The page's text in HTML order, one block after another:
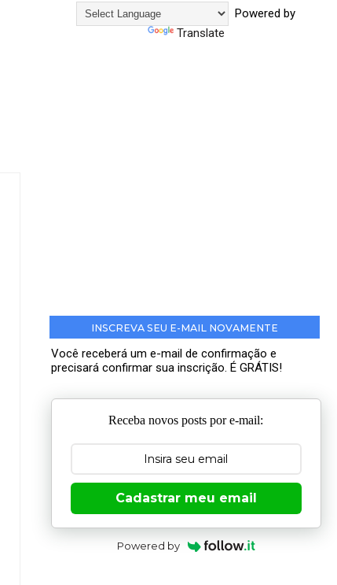
Powered by
Translate
INSCREVA SEU E-MAIL NOVAMENTE
Você receberá um e-mail de confirmação e
precisará confirmar sua inscrição. É GRÁTIS!
Receba novos posts por e-mail:
Cadastrar meu email
Powered by